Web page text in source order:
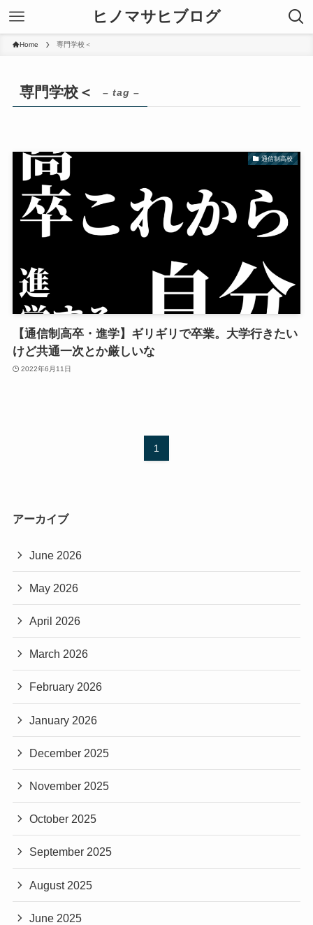
ヒノマサヒブログ
Home 専門学校＜
専門学校＜ – tag –
通信制高校
【通信制高卒・進学】ギリギリで卒業。大学行きたい
けど共通一次とか厳しいな
2022年6月11日
1
アーカイブ
June 2026
May 2026
April 2026
March 2026
February 2026
January 2026
December 2025
November 2025
October 2025
September 2025
August 2025
June 2025